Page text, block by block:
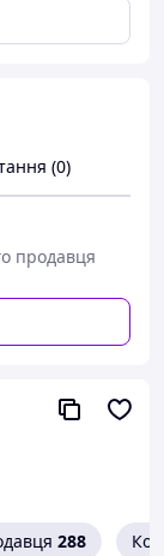
EN 60900
(0)
продавця
288